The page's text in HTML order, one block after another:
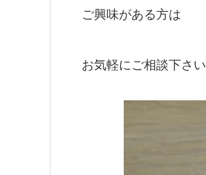
ご興味がある方は
お気軽にご相談下さい